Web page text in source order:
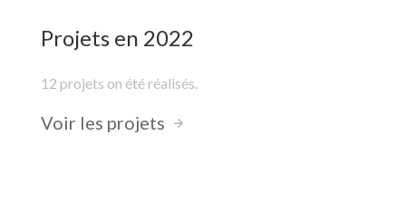
Projets en 2022
12 projets on été réalisés.
Voir les projets